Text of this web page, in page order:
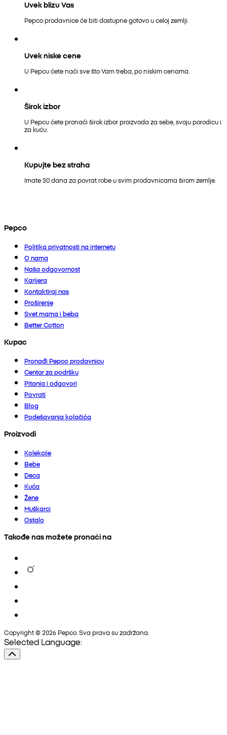
Uvek blizu Vas
Pepco prodavnice će biti dostupne gotovo u celoj zemlji.
Uvek niske cene
U Pepcu ćete naći sve što Vam treba, po niskim cenama.
Širok izbor
U Pepcu ćete pronaći širok izbor proizvoda za sebe, svoju porodicu i
za kuću.
Kupujte bez straha
Imate 30 dana za povrat robe u svim prodavnicama širom zemlje.
Pepco
Politika privatnosti na internetu
O nama
Naša odgovornost
Karijera
Kontaktiraj nas
Proširenje
Svet mama i beba
Better Cotton
Kupac
Pronađi Pepco prodavnicu
Centar za podršku
Pitanja i odgovori
Povrati
Blog
Podešavanja kolačića
Proizvodi
Kolekcije
Bebe
Deca
Kuća
Žene
Muškarci
Ostalo
Takođe nas možete pronaći na
Copyright © 2026 Pepco. Sva prava su zadržana.
Selected Language: